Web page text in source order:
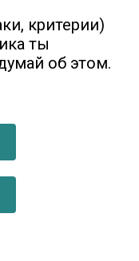
критерии)
ты
об этом.